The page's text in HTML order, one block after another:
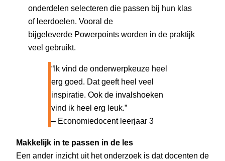
onderdelen selecteren die passen bij hun klas
of leerdoelen. Vooral de
bijgeleverde Powerpoints worden in de praktijk
veel gebruikt.
“Ik vind de onderwerpkeuze heel
erg goed. Dat geeft heel veel
inspiratie. Ook de invalshoeken
vind ik heel erg leuk.”
– Economiedocent leerjaar 3
Makkelijk in te passen in de les
Een ander inzicht uit het onderzoek is dat docenten de